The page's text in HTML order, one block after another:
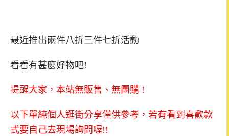
最近推出兩件八折三件七折活動
看看有甚麼好物吧!
提醒大家，本站無販售、無團購 !
以下單純個人逛街分享僅供參考，若有看到喜歡款
式要自己去現場詢問喔!!